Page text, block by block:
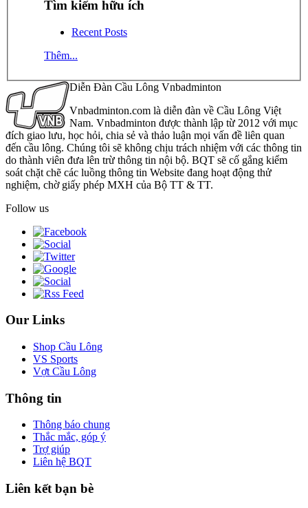
Tìm kiếm hữu ích
Recent Posts
Thêm...
Diễn Đàn Cầu Lông Vnbadminton
Vnbadminton.com là diễn đàn về Cầu Lông Việt
Nam. Vnbadminton được thành lập từ 2012 với mục
đích giao lưu, học hỏi, chia sẻ và thảo luận mọi vấn đề liên quan
đến cầu lông. Chúng tôi sẽ không chịu trách nhiệm với các thông tin
do thành viên đưa lên trừ thông tin nội bộ. BQT sẽ cố gắng kiểm
soát chặt chẽ các luồng thông tin Website đang hoạt động thử
nghiệm, chờ giấy phép MXH của Bộ TT & TT.
Follow us
Our Links
Shop Cầu Lông
VS Sports
Vợt Cầu Lông
Thông tin
Thông báo chung
Thắc mắc, góp ý
Trợ giúp
Liên hệ BQT
Liên kết bạn bè